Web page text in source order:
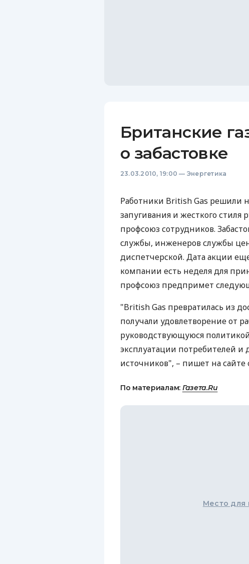
Британские
о забастовке
23.03.2010, 19:00 — Энергетика
Работники British Gas решили
запугивания и жесткого стиля
профсоюз сотрудников.
службы, инженеров службы
диспетчерской. Дата акции
компании есть неделя для
профсоюз предпримет
"British Gas превратилась из
получали удовлетворение от
руководствующуюся
эксплуатации потребителей и
источников", – пишет на
По материалам: Газета.Ru
Место для